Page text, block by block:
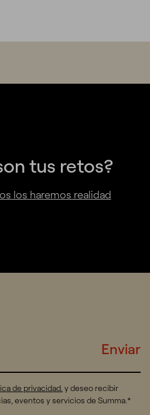
tus retos?
los haremos realidad
Enviar
de privacidad. y deseo recibir
eventos y servicios de Summa.*